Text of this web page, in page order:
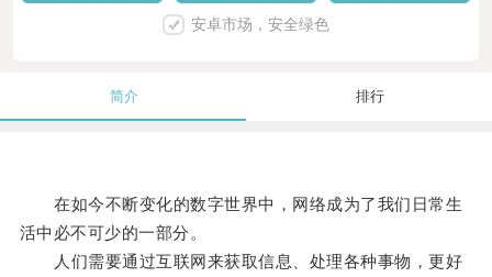
安卓市场，安全绿色
简介 排行
在如今不断变化的数字世界中，网络成为了我们日常生
活中必不可少的一部分。
人们需要通过互联网来获取信息、处理各种事物，更好